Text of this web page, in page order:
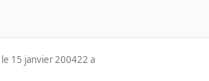
le 15 janvier 200422 a